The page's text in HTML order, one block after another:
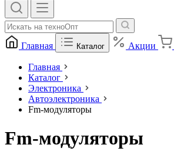
Главная Каталог Акции
Главная
Каталог
Электроника
Автоэлектроника
Fm-модуляторы
Fm-модуляторы